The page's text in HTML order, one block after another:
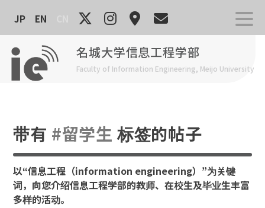
content
名城大学信息工程学部
Faculty of Information Engineering, Meijo University
JP EN
带有 #留学生 标签的帖子
以“信息工程（information engineering）”为关键
词，向您介绍信息工程学部的教师、在校生及毕业生丰富
多样的活动。